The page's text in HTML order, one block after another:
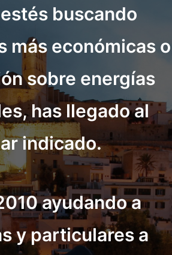
buscando
más económicas o
sobre energías
has llegado al
indicado.
ayudando a
y particulares a